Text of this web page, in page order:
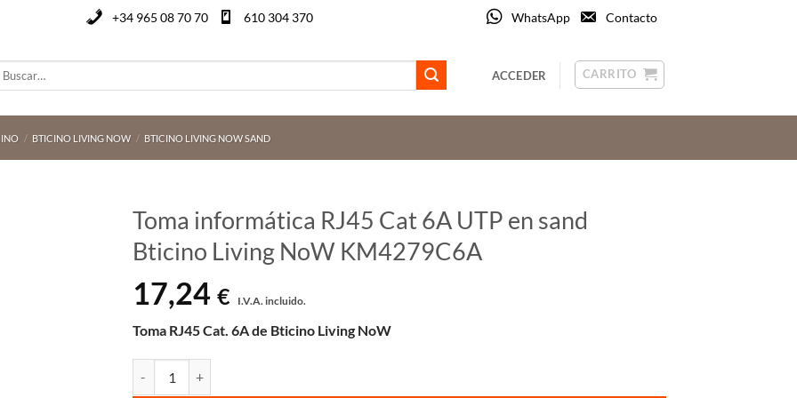
+34 965 08 70 70 610 304 370 WhatsApp Contacto
ACCEDER CARRITO
/ BTICINO LIVING NOW / BTICINO LIVING NOW SAND
Toma informática RJ45 Cat 6A UTP en sand
Bticino Living NoW KM4279C6A
17,24 € I.V.A. incluido.
Toma RJ45 Cat. 6A de Bticino Living NoW